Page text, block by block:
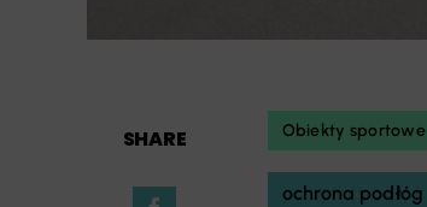
SHARE Obiekty sportowe
ochrona podłóg